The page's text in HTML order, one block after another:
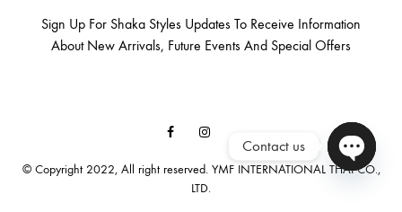
Sign Up For Shaka Styles Updates To Receive Information
About New Arrivals, Future Events And Special Offers
© Copyright 2022, All right reserved. YMF INTERNATIONAL THAI CO.,
LTD.
FacebookInstagram
Email
Contact us